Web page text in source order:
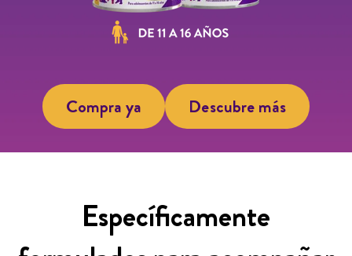
Compra ya Descubre más
Específicamente